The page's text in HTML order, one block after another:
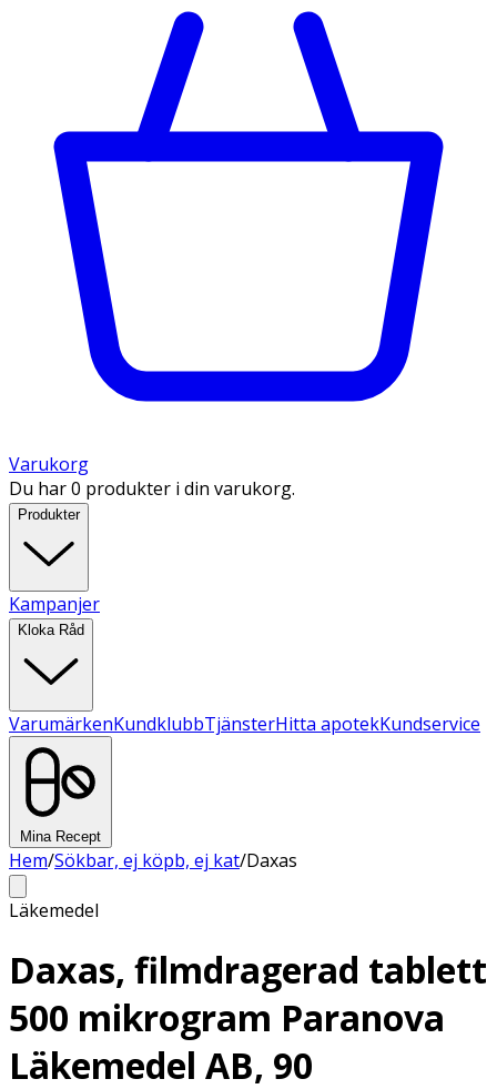
Varukorg
Du har 0 produkter i din varukorg.
Produkter
Kampanjer
Kloka Råd
VarumärkenKundklubbTjänsterHitta apotekKundservice
Mina Recept
Hem/Sökbar, ej köpb, ej kat/Daxas
Läkemedel
Daxas, filmdragerad tablett
500 mikrogram Paranova
Läkemedel AB, 90